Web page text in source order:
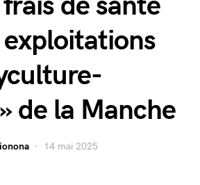
exploitations
de la Manche
14 mai 2025